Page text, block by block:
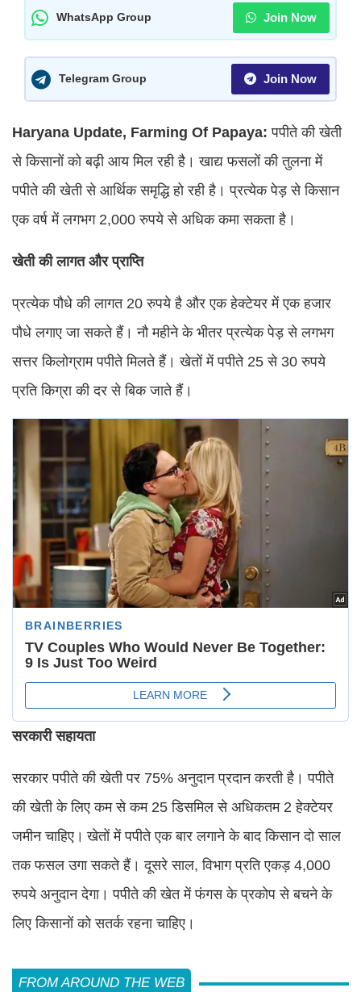
WhatsApp Group Join Now
Telegram Group Join Now
Haryana Update, Farming Of Papaya: पपीते की खेती
से किसानों को बढ़ी आय मिल रही है। खाद्य फसलों की तुलना में
पपीते की खेती से आर्थिक समृद्धि हो रही है। प्रत्येक पेड़ से किसान
एक वर्ष में लगभग 2,000 रुपये से अधिक कमा सकता है।
खेती की लागत और प्राप्ति
प्रत्येक पौधे की लागत 20 रुपये है और एक हेक्टेयर में एक हजार
पौधे लगाए जा सकते हैं। नौ महीने के भीतर प्रत्येक पेड़ से लगभग
सत्तर किलोग्राम पपीते मिलते हैं। खेतों में पपीते 25 से 30 रुपये
प्रति किग्रा की दर से बिक जाते हैं।
सरकारी सहायता
सरकार पपीते की खेती पर 75% अनुदान प्रदान करती है। पपीते
की खेती के लिए कम से कम 25 डिसमिल से अधिकतम 2 हेक्टेयर
जमीन चाहिए। खेतों में पपीते एक बार लगाने के बाद किसान दो साल
तक फसल उगा सकते हैं। दूसरे साल, विभाग प्रति एकड़ 4,000
रुपये अनुदान देगा। पपीते की खेत में फंगस के प्रकोप से बचने के
लिए किसानों को सतर्क रहना चाहिए।
FROM AROUND THE WEB